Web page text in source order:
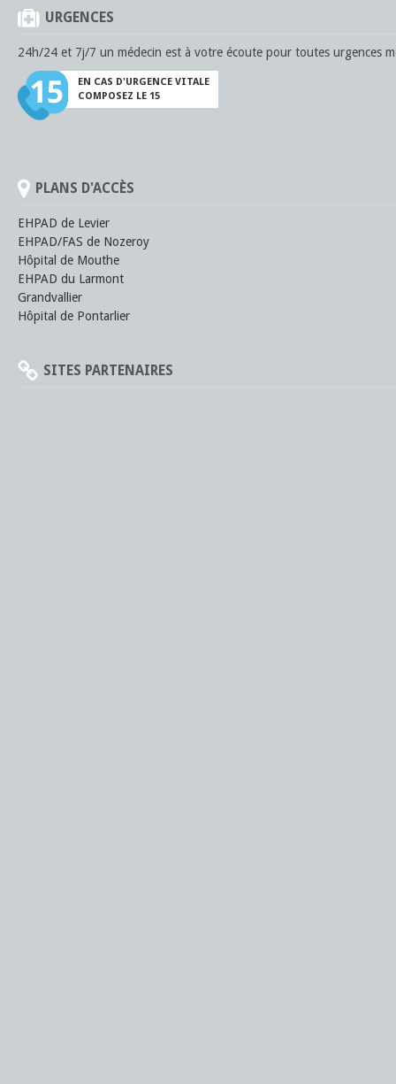
URGENCES
24h/24 et 7j/7 un médecin est à votre écoute pour toutes urgences
EN CAS D'URGENCE VITALE
COMPOSEZ LE 15
PLANS D'ACCÈS
EHPAD de Levier
EHPAD/FAS de Nozeroy
Hôpital de Mouthe
EHPAD du Larmont
Grandvallier
Hôpital de Pontarlier
SITES PARTENAIRES